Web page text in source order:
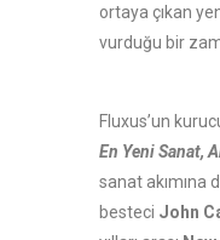
ortaya çıkan
vurduğu bir
Fluxus’un
En Yeni Sanat,
sanat akımına
besteci John